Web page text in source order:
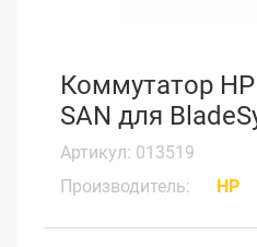
Коммутатор
SAN для
Артикул: 013519
Производитель:
HP